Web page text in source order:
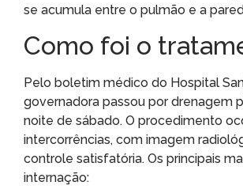
se acumula entre o pulmão e a
Como foi o
Pelo boletim médico do Hospital
governadora passou por drenagem
noite de sábado. O procedimento
intercorrências, com imagem
controle satisfatória. Os principais
internação: